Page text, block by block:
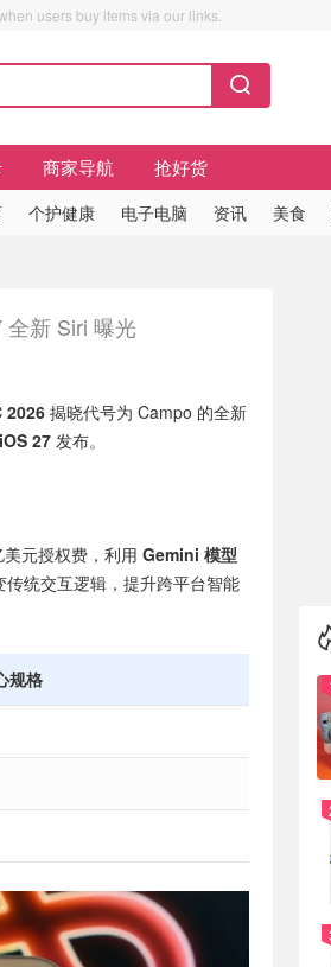
users buy items via our links.
商家导航 抢好货
个护健康 电子电脑 资讯 美食
新 Siri 曝光
2026 揭晓代号为 Campo 的全新
iOS 27 发布。
元授权费，利用 Gemini 模型
统交互逻辑，提升跨平台智能
规格